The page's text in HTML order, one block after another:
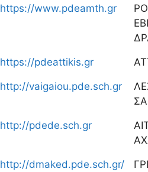
https://www.pdeamth.gr
https://pdeattikis.gr
http://vaigaiou.pde.sch.gr
http://pdede.sch.gr
http://dmaked.pde.sch.gr/